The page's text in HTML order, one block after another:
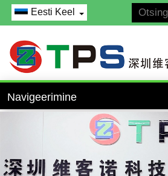
Eesti Keel
Navigeerimine